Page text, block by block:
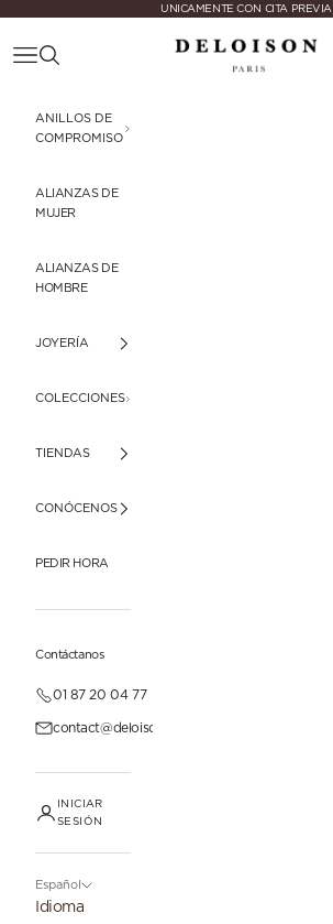
UNICAMENTE CON CITA PREVIA
Deloison Paris
MenúBuscar
ANILLOS DE
COMPROMISO
ALIANZAS DE
MUJER
ALIANZAS DE
HOMBRE
JOYERÍA
COLECCIONES
TIENDAS
CONÓCENOS
PEDIR HORA
Contáctanos
01 87 20 04 77
contact@deloisonparis.com
INICIAR
SESIÓN
Español
Idioma